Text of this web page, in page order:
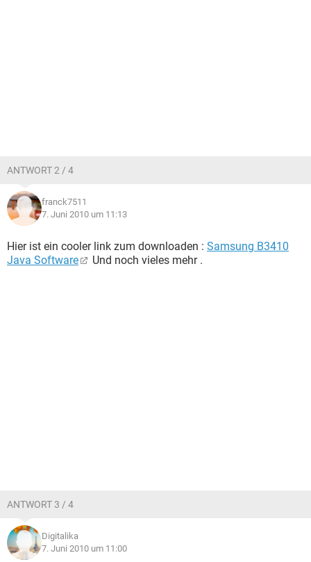
ANTWORT 2 / 4
franck7511
7. Juni 2010 um 11:13
Hier ist ein cooler link zum downloaden : Samsung B3410
Java Software
Und noch vieles mehr .
ANTWORT 3 / 4
Digitalika
7. Juni 2010 um 11:00